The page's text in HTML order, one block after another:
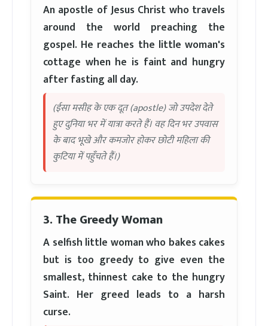
An apostle of Jesus Christ who travels
around the world preaching the
gospel. He reaches the little woman's
cottage when he is faint and hungry
after fasting all day.
(ईसा मसीह के एक दूत (apostle) जो उपदेश देते
हुए दुनिया भर में यात्रा करते हैं। वह दिन भर उपवास
के बाद भूखे और कमजोर होकर छोटी महिला की
कुटिया में पहुँचते हैं।)
3. The Greedy Woman
A selfish little woman who bakes cakes
but is too greedy to give even the
smallest, thinnest cake to the hungry
Saint. Her greed leads to a harsh
curse.